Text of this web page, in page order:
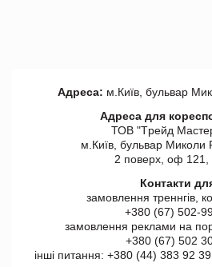
Адреса: м.Київ, бульвар
Адреса для
ТОВ "Tрейд
м.Київ, бульвар Миколи
2 поверх, оф 121,
Контакти
замовлення треннгів,
+380 (67) 502-
замовлення реклами на
+380 (67) 502
інші питання: +380 (44) 383 92